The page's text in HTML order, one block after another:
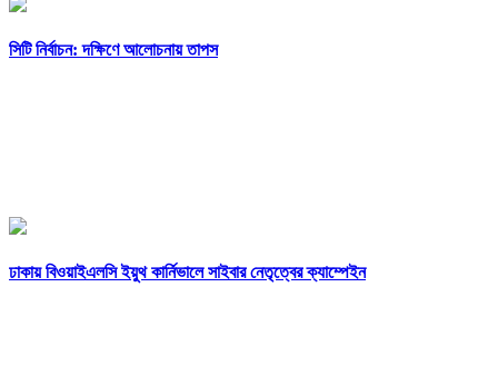
সিটি নির্বাচন: দক্ষিণে আলোচনায় তাপস
ঢাকায় বিওয়াইএলসি ইয়ুথ কার্নিভালে সাইবার নেতৃত্বের ক্যাম্পেইন